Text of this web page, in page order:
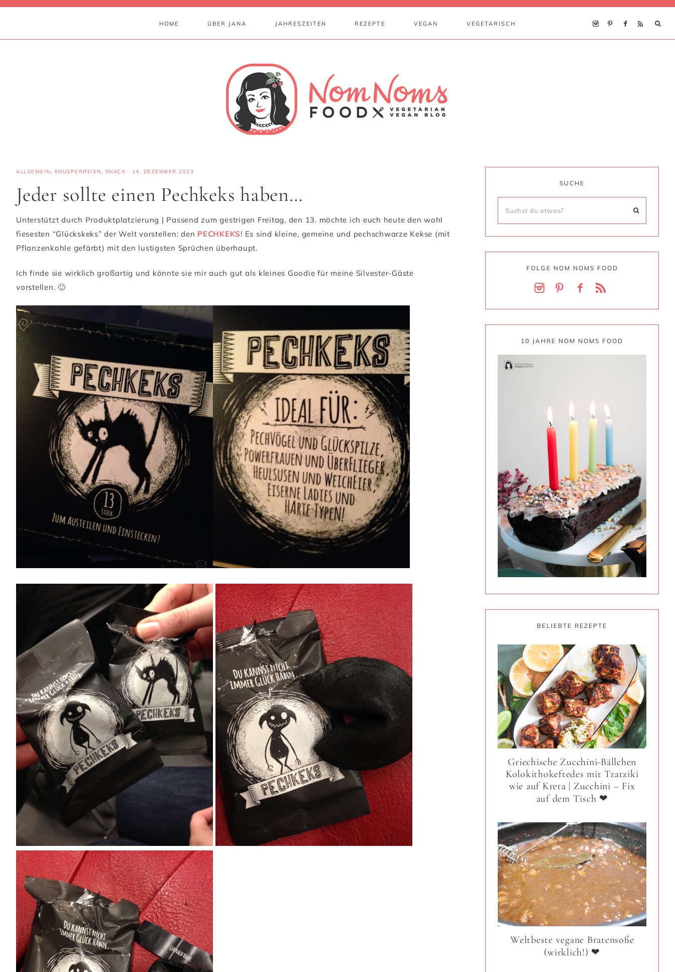
HOME ÜBER JANA JAHRESZEITEN REZEPTE VEGAN VEGETARISCH
ALLGEMEIN, KNUSPERREIEN, SNACK · 14. DEZEMBER 2013
Jeder sollte einen Pechkeks haben…
Unterstützt durch Produktplatzierung | Passend zum gestrigen Freitag, den 13. möchte ich euch heute den wohl
fiesesten “Glückskeks” der Welt vorstellen: den PECHKEKS! Es sind kleine, gemeine und pechschwarze Kekse (mit
Pflanzenkohle gefärbt) mit den lustigsten Sprüchen überhaupt.
Ich finde sie wirklich großartig und könnte sie mir auch gut als kleines Goodie für meine Silvester-Gäste
vorstellen. 🙂
SUCHE
FOLGE NOM NOMS FOOD
10 JAHRE NOM NOMS FOOD
BELIEBTE REZEPTE
Griechische Zucchini-Bällchen
Kolokithokeftedes mit Tzatziki
wie auf Kreta | Zucchini – Fix
auf dem Tisch ❤
Weltbeste vegane Bratensoße
(wirklich!) ❤